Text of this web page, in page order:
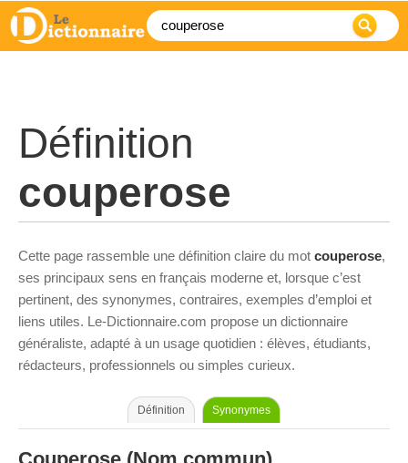
Définition
couperose
Cette page rassemble une définition claire du mot couperose,
ses principaux sens en français moderne et, lorsque c’est
pertinent, des synonymes, contraires, exemples d’emploi et
liens utiles. Le-Dictionnaire.com propose un dictionnaire
généraliste, adapté à un usage quotidien : élèves, étudiants,
rédacteurs, professionnels ou simples curieux.
Définition Synonymes